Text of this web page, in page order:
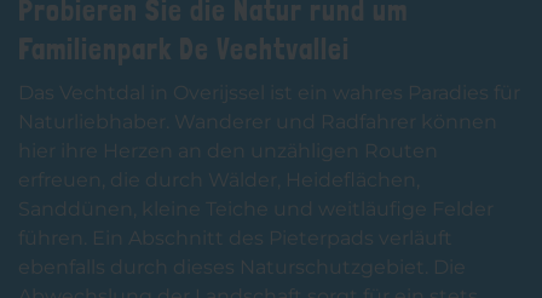
Probieren Sie die Natur rund um
Familienpark De Vechtvallei
Das Vechtdal in Overijssel ist ein wahres Paradies für
Naturliebhaber. Wanderer und Radfahrer können
hier ihre Herzen an den unzähligen Routen
erfreuen, die durch Wälder, Heideflächen,
Sanddünen, kleine Teiche und weitläufige Felder
führen. Ein Abschnitt des Pieterpads verläuft
ebenfalls durch dieses Naturschutzgebiet. Die